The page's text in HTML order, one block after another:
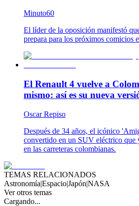
Minuto60
El líder de la oposición manifestó
prepara para los próximos comicios
El Renault 4 vuelve a
mismo: así es su nueva
Oscar Repiso
Después de 34 años, el icónico
convertido en un SUV eléctrico que
en las carreteras colombianas.
TEMAS RELACIONADOS
Astronomía|Espacio|Japón|NASA
Ver otros temas
Cargando...